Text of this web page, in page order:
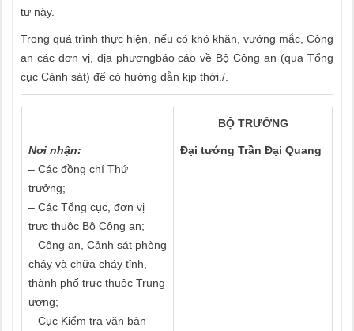
tư này.
Trong quá trình thực hiện, nếu có khó khăn, vướng mắc, Công
an các đơn vị, địa phươngbáo cáo về Bộ Công an (qua Tổng
cục Cảnh sát) để có hướng dẫn kịp thời./.
Nơi nhận:
– Các đồng chí Thứ
trưởng;
– Các Tổng cục, đơn vị
trực thuộc Bộ Công an;
– Công an, Cảnh sát phòng
cháy và chữa cháy tỉnh,
thành phố trực thuộc Trung
ương;
– Cục Kiểm tra văn bản
BỘ TRƯỞNG
Đại tướng Trần Đại Quang